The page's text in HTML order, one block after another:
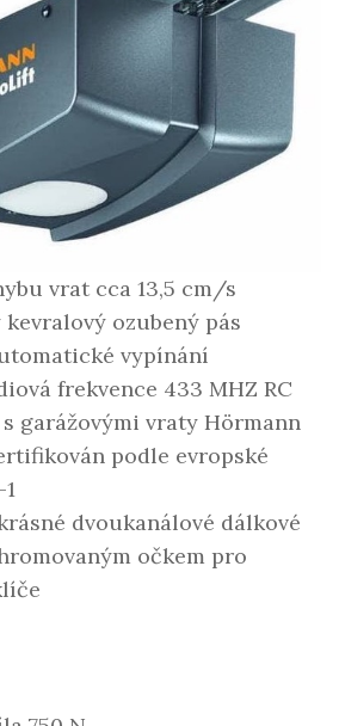
vrat cca 13,5 cm/s
kevralový ozubený pás
vypínání
frekvence 433 MHZ RC
garážovými vraty Hörmann
podle evropské
dvoukanálové dálkové
očkem pro